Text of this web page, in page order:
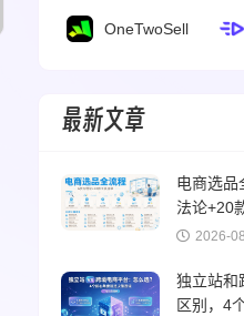
OneTwoSell
最新文章
电商选品
法论+20
（2026
2026-
独立站和
区别，4